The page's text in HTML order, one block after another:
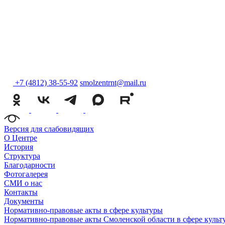
+7 (4812) 38-55-92 smolzentrnt@mail.ru
Версия для слабовидящих
О Центре
История
Структура
Благодарности
Фотогалерея
СМИ о нас
Контакты
Документы
Нормативно-правовые акты в сфере культуры
Нормативно-правовые акты Смоленской области в сфере